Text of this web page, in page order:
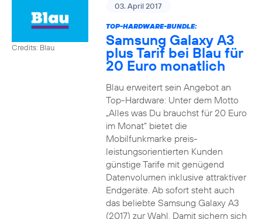
Credits: Blau
03. April 2017
TOP-HARDWARE-BUNDLE:
Samsung Galaxy A3
plus Tarif bei Blau für
20 Euro monatlich
Blau erweitert sein Angebot an
Top-Hardware: Unter dem Motto
„Alles was Du brauchst für 20 Euro
im Monat“ bietet die
Mobilfunkmarke preis-
leistungsorientierten Kunden
günstige Tarife mit genügend
Datenvolumen inklusive attraktiver
Endgeräte. Ab sofort steht auch
das beliebte Samsung Galaxy A3
(2017) zur Wahl. Damit sichern sich